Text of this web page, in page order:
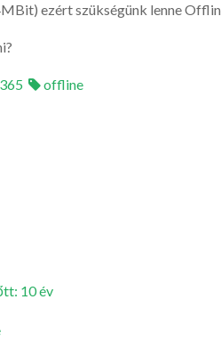
ezért szükségünk lenne
offline
10 év